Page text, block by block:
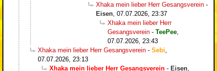
Xhaka mein lieber Herr Gesangsverein -
Eisen 07.07.2026, 23:37
Xhaka mein lieber Herr
Gesangsverein - TeePee
07.07.2026, 23:43
Xhaka mein lieber Herr Gesangsverein - Sebi
07.07.2026, 23:13
Xhaka mein lieber Herr Gesangsverein - Eisen